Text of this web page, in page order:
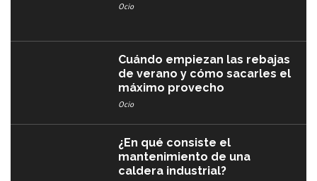
Ocio
Cuándo empiezan las rebajas
de verano y cómo sacarles el
máximo provecho
Ocio
¿En qué consiste el
mantenimiento de una
caldera industrial?